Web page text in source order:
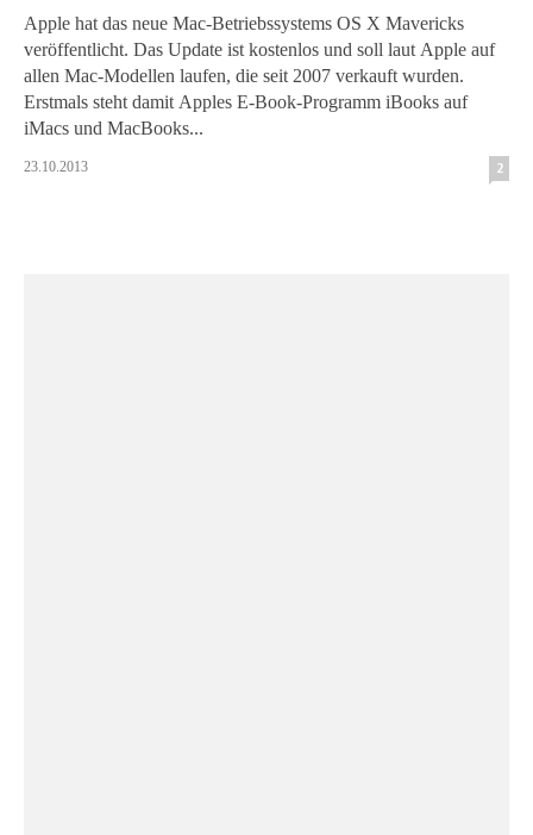
Apple hat das neue Mac-Betriebssystems OS X Mavericks
veröffentlicht. Das Update ist kostenlos und soll laut Apple auf
allen Mac-Modellen laufen, die seit 2007 verkauft wurden.
Erstmals steht damit Apples E-Book-Programm iBooks auf
iMacs und MacBooks...
23.10.2013 2